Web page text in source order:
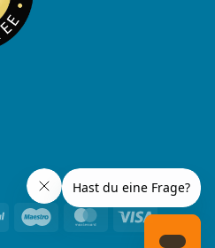
PayPal Maestro MasterCard
Visa